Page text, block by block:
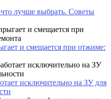
лучше выбрать. Советы
и смещается при отжиме:
исключительно на ЗУ для